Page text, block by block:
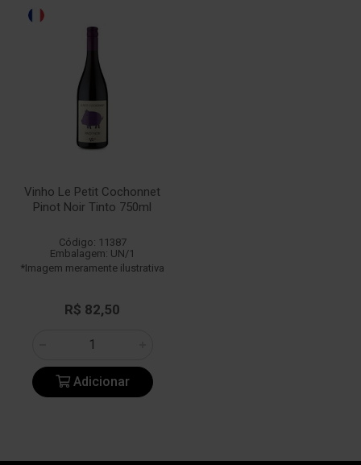
Vinho Le Petit Cochonnet
Pinot Noir Tinto 750ml
Código: 11387
Embalagem: UN/1
*Imagem meramente ilustrativa
R$ 82,50
Adicionar